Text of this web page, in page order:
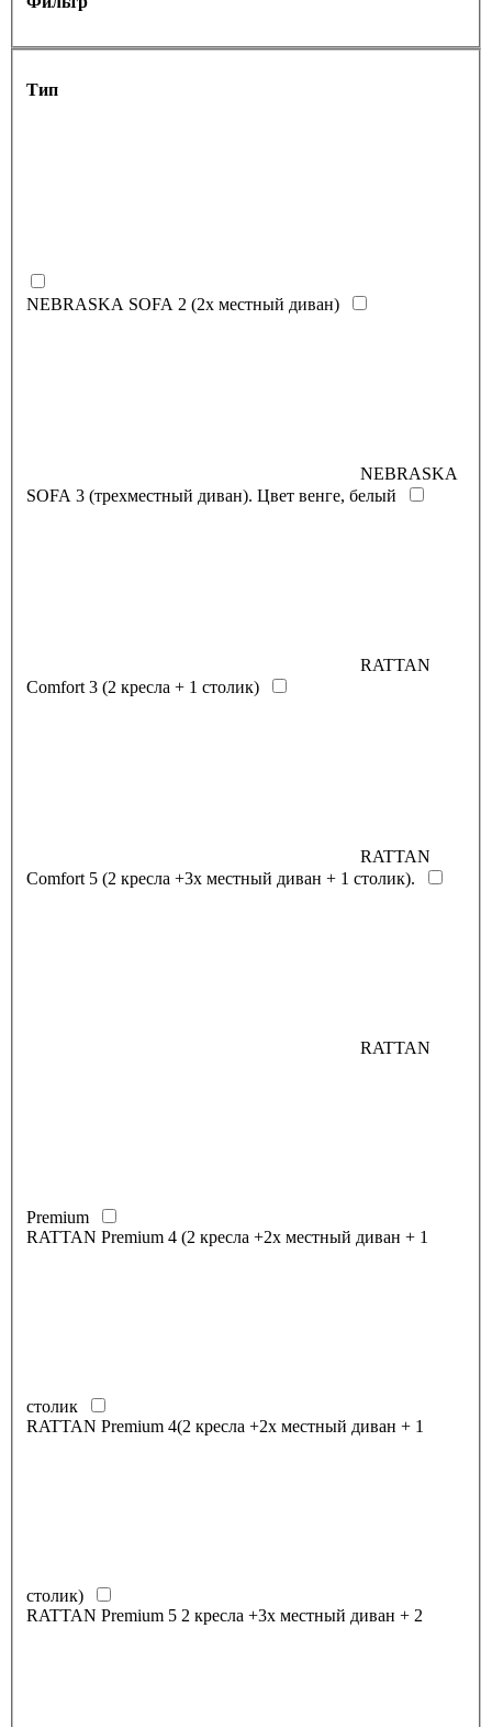
Тип
NEBRASKA SOFA 2 (2х местный диван)
NEBRASKA
SOFA 3 (трехместный диван). Цвет венге, белый
RATTAN
Comfort 3 (2 кресла + 1 столик)
RATTAN
Comfort 5 (2 кресла +3х местный диван + 1 столик).
RATTAN
Premium
RATTAN Premium 4 (2 кресла +2х местный диван + 1
столик
RATTAN Premium 4(2 кресла +2х местный диван + 1
столик)
RATTAN Premium 5 2 кресла +3х местный диван + 2